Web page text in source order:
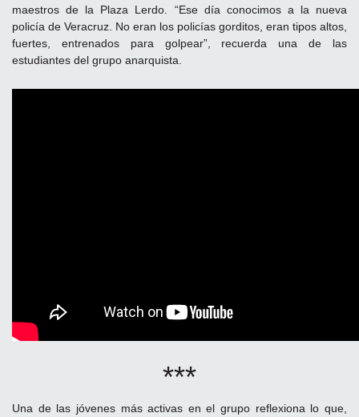
maestros de la Plaza Lerdo. “Ese día conocimos a la nueva
policía de Veracruz. No eran los policías gorditos, eran tipos altos,
fuertes, entrenados para golpear”, recuerda una de las
estudiantes del grupo anarquista.
***
Una de las jóvenes más activas en el grupo reflexiona lo que,